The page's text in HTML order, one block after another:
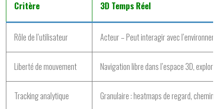
Critère 3D Temps Réel
Rôle de l’utilisateur Acteur – Peut interagir avec
Liberté de mouvement Navigation libre dans l’espace 3D,
Tracking analytique Granulaire : heatmaps de regard,